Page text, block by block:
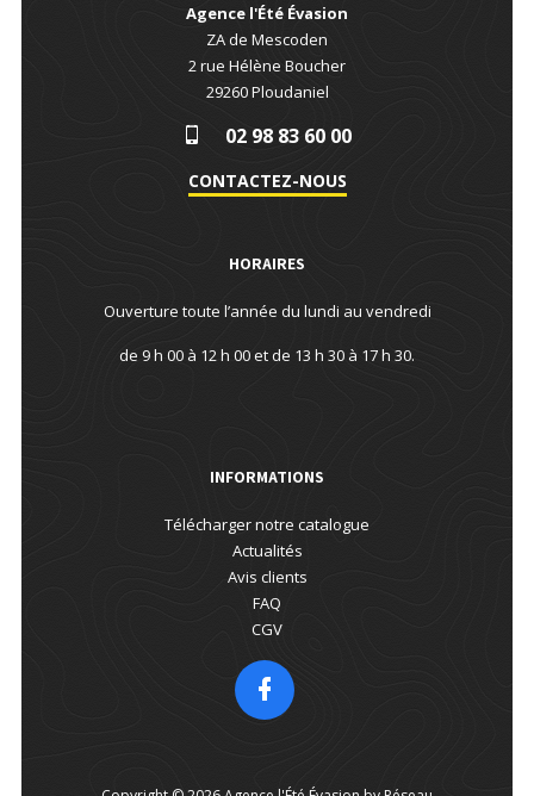
Agence l'Été Évasion
ZA de Mescoden
2 rue Hélène Boucher
29260Ploudaniel
02 98 83 60 00
CONTACTEZ-NOUS
HORAIRES
Ouverture toute l’année du lundi au vendredi
de 9 h 00 à 12 h 00 et de 13 h 30 à 17 h 30.
INFORMATIONS
Télécharger notre catalogue
Actualités
Avis clients
FAQ
CGV